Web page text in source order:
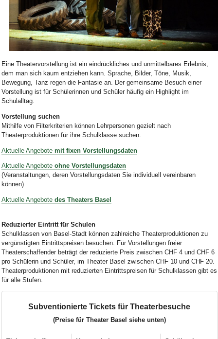
Eine Theatervorstellung ist ein eindrückliches und unmittelbares Erlebnis,
dem man sich kaum entziehen kann. Sprache, Bilder, Töne, Musik,
Bewegung, Tanz regen die Fantasie an. Der gemeinsame Besuch einer
Vorstellung ist für Schülerinnen und Schüler häufig ein Highlight im
Schulalltag.
Vorstellung suchen
Mithilfe von Filterkriterien können Lehrpersonen gezielt nach
Theaterproduktionen für ihre Schulklasse suchen.
Aktuelle Angebote mit fixen Vorstellungsdaten
Aktuelle Angebote ohne Vorstellungsdaten
(Veranstaltungen, deren Vorstellungsdaten Sie individuell vereinbaren
können)
Aktuelle Angebotedes Theaters Basel
Reduzierter Eintritt für Schulen
Schulklassen von Basel-Stadt können zahlreiche Theaterproduktionen zu
vergünstigten Eintrittspreisen besuchen. Für Vorstellungen freier
Theaterschaffender beträgt der reduzierte Preis zwischen CHF 4 und CHF 6
pro Schülerin und Schüler, im Theater Basel zwischen CHF 10 und CHF 20.
Theaterproduktionen mit reduzierten Eintrittspreisen für Schulklassen gibt es
für alle Stufen.
Subventionierte Tickets für Theaterbesuche
(Preise für Theater Basel siehe unten)